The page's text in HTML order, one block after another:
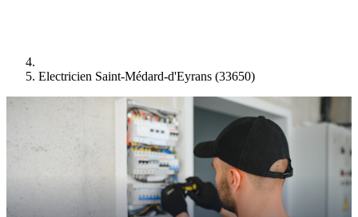
Electricien Saint-Médard-d'Eyrans (33650)